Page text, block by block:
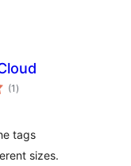
(1 টা
মুঠ)
tags
sizes.